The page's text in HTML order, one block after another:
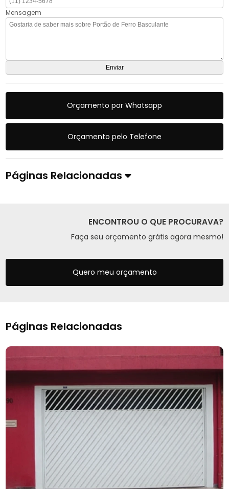
Mensagem
Orçamento por Whatsapp
Orçamento pelo Telefone
Páginas Relacionadas
ENCONTROU O QUE PROCURAVA?
Faça seu orçamento grátis agora mesmo!
Quero meu orçamento
Páginas Relacionadas